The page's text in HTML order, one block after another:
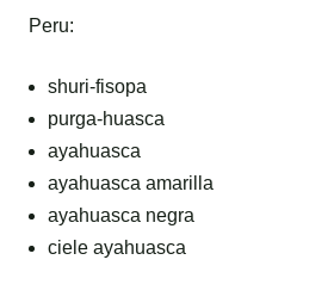
Peru:
shuri-fisopa
purga-huasca
ayahuasca
ayahuasca amarilla
ayahuasca negra
ciele ayahuasca